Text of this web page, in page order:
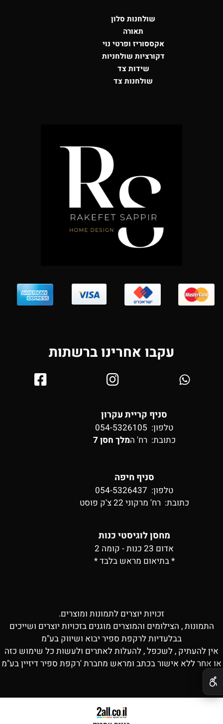
שולחנות סלון
תאורה
אקססוריז ופרטי נוי
דקורציות שולחניות
שידות צד
שולחנות צד
עקבו אחרינו ברשתות
סניף קריית עקרון
טלפון: 054-5326105
כתובת: רח' המלך חסן 7
סניף חיפה
טלפון: 054-5326437
כתובת: רח' מרקוני 22 צ'ק פוסט
מחסן לוגיסטי כנות
אדום 23 כנות - קומה 2
* בתיאום מראש בלבד *
זכויות יוצרים לתמונות ומוצרים.
התמונות , הצילומים והמוצרים מוגנים בזכויות יוצרים ושייכים
בבלעדיות לרקפת ספיר יבוא ושיווק בע"מ
אין להעתיק , לשכפל , להעלות לאתרים ולעשות כל שימוש כזה
או אחר ללא אישור בכתב ומראש מחברת 'רקפת ספיר דיזיין בע"מ
✕